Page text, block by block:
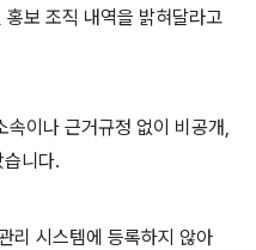
보 조직 내역을 밝혀달라고
이나 근거규정 없이 비공개,
니다.
리 시스템에 등록하지 않아